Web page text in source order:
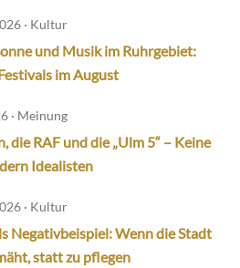
· Kultur
und Musik im Ruhrgebiet:
im August
· Meinung
die RAF und die „Ulm 5“ – Keine
Idealisten
· Kultur
Negativbeispiel: Wenn die Stadt
statt zu pflegen